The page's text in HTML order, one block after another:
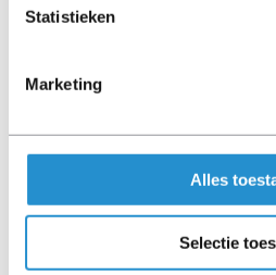
Statistieken
Marketing
Alles
Selectie
Weight
Height
Depth
Width